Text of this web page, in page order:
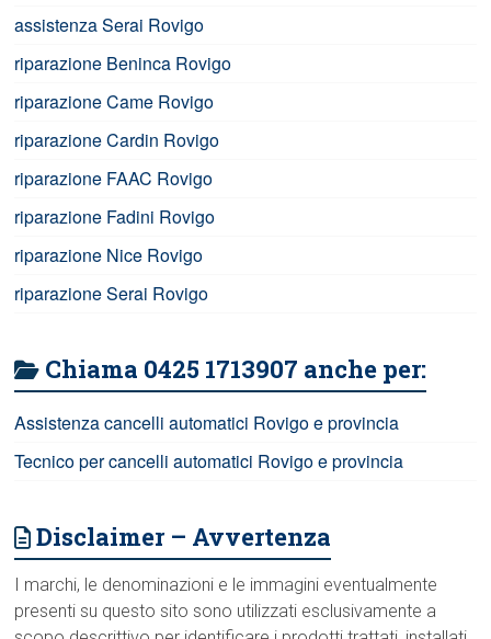
assistenza Serai Rovigo
riparazione Beninca Rovigo
riparazione Came Rovigo
riparazione Cardin Rovigo
riparazione FAAC Rovigo
riparazione Fadini Rovigo
riparazione Nice Rovigo
riparazione Serai Rovigo
Chiama 0425 1713907 anche per:
Assistenza cancelli automatici Rovigo e provincia
Tecnico per cancelli automatici Rovigo e provincia
Disclaimer – Avvertenza
I marchi, le denominazioni e le immagini eventualmente
presenti su questo sito sono utilizzati esclusivamente a